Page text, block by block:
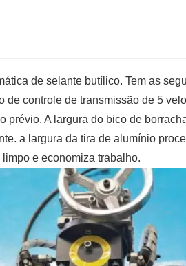
de selante butílico. Tem as
de controle de transmissão de 5
prévio. A largura do bico de
a largura da tira de alumínio
e economiza trabalho.